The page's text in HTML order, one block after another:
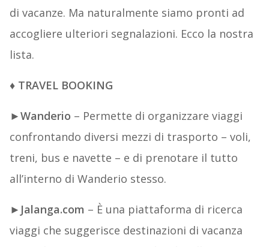
di vacanze. Ma naturalmente siamo pronti ad
accogliere ulteriori segnalazioni. Ecco la nostra
lista.
♦ TRAVEL BOOKING
►Wanderio – Permette di organizzare viaggi
confrontando diversi mezzi di trasporto – voli,
treni, bus e navette – e di prenotare il tutto
all’interno di Wanderio stesso.
► Jalanga.com – È una piattaforma di ricerca
viaggi che suggerisce destinazioni di vacanza